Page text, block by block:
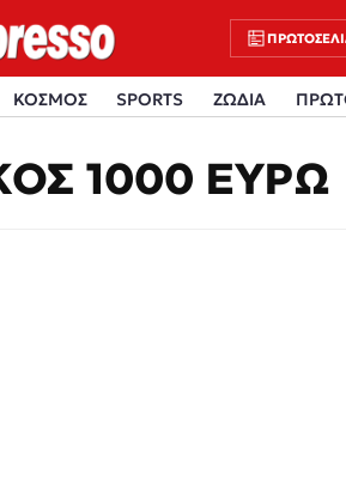
ΚΟΣΜΟΣ SPORTS ΖΩΔΙΑ
1000 ΕΥΡΩ